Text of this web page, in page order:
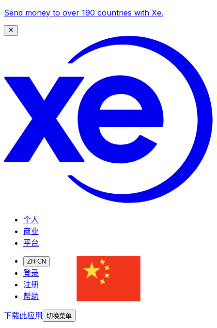
Send money to over 190 countries with Xe.
个人
商业
平台
ZH-CN
登录
注册
帮助
下载此应用
切换菜单